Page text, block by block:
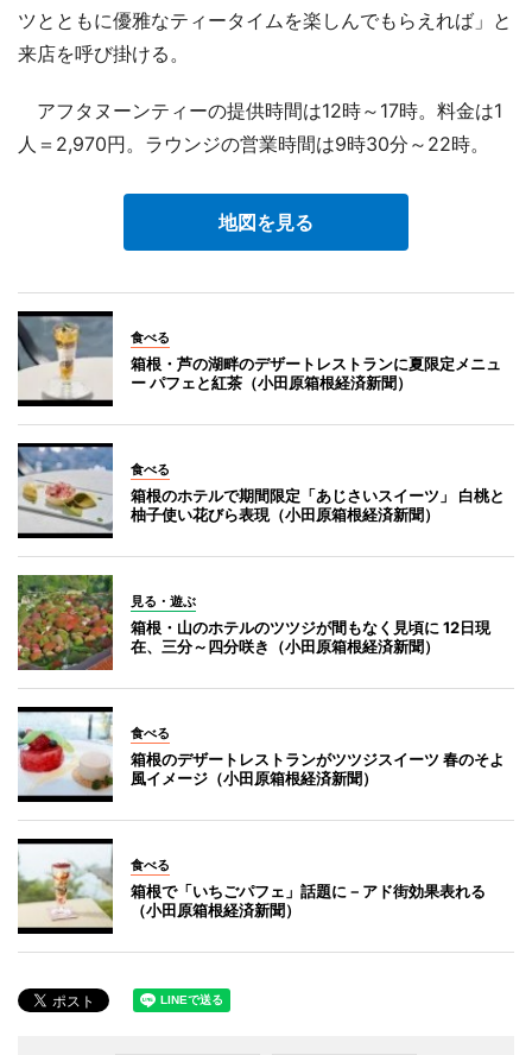
ツとともに優雅なティータイムを楽しんでもらえれば」と
来店を呼び掛ける。
アフタヌーンティーの提供時間は12時～17時。料金は1
人＝2,970円。ラウンジの営業時間は9時30分～22時。
地図を見る
食べる
箱根・芦の湖畔のデザートレストランに夏限定メニュ
ー パフェと紅茶（小田原箱根経済新聞）
食べる
箱根のホテルで期間限定「あじさいスイーツ」 白桃と
柚子使い花びら表現（小田原箱根経済新聞）
見る・遊ぶ
箱根・山のホテルのツツジが間もなく見頃に 12日現
在、三分～四分咲き（小田原箱根経済新聞）
食べる
箱根のデザートレストランがツツジスイーツ 春のそよ
風イメージ（小田原箱根経済新聞）
食べる
箱根で「いちごパフェ」話題に－アド街効果表れる
（小田原箱根経済新聞）